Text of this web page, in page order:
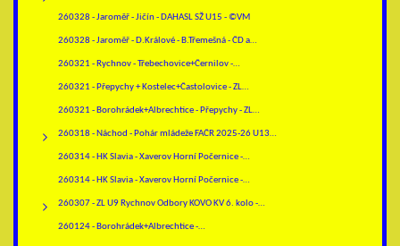
260328 - Jaroměř - Jičín - DAHASL SŽ U15 - ©VM
260328 - Jaroměř - D.Králové - B.Třemešná - ČD a…
260321 - Rychnov - Třebechovice+Černilov -…
260321 - Přepychy + Kostelec+Častolovice - ZL…
260321 - Borohrádek+Albrechtice - Přepychy - ZL…
260318 - Náchod - Pohár mládeže FAČR 2025-26 U13…
260314 - HK Slavia - Xaverov Horní Počernice -…
260314 - HK Slavia - Xaverov Horní Počernice -…
260307 - ZL U9 Rychnov Odbory KOVO KV 6. kolo -…
260124 - Borohrádek+Albrechtice -…